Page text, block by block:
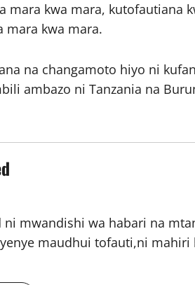
mara kwa mara, kutofautiana
mara kwa mara.
na changamoto hiyo ni
ambazo ni Tanzania na
ni mwandishi wa habari na
maudhui tofauti,ni mahiri